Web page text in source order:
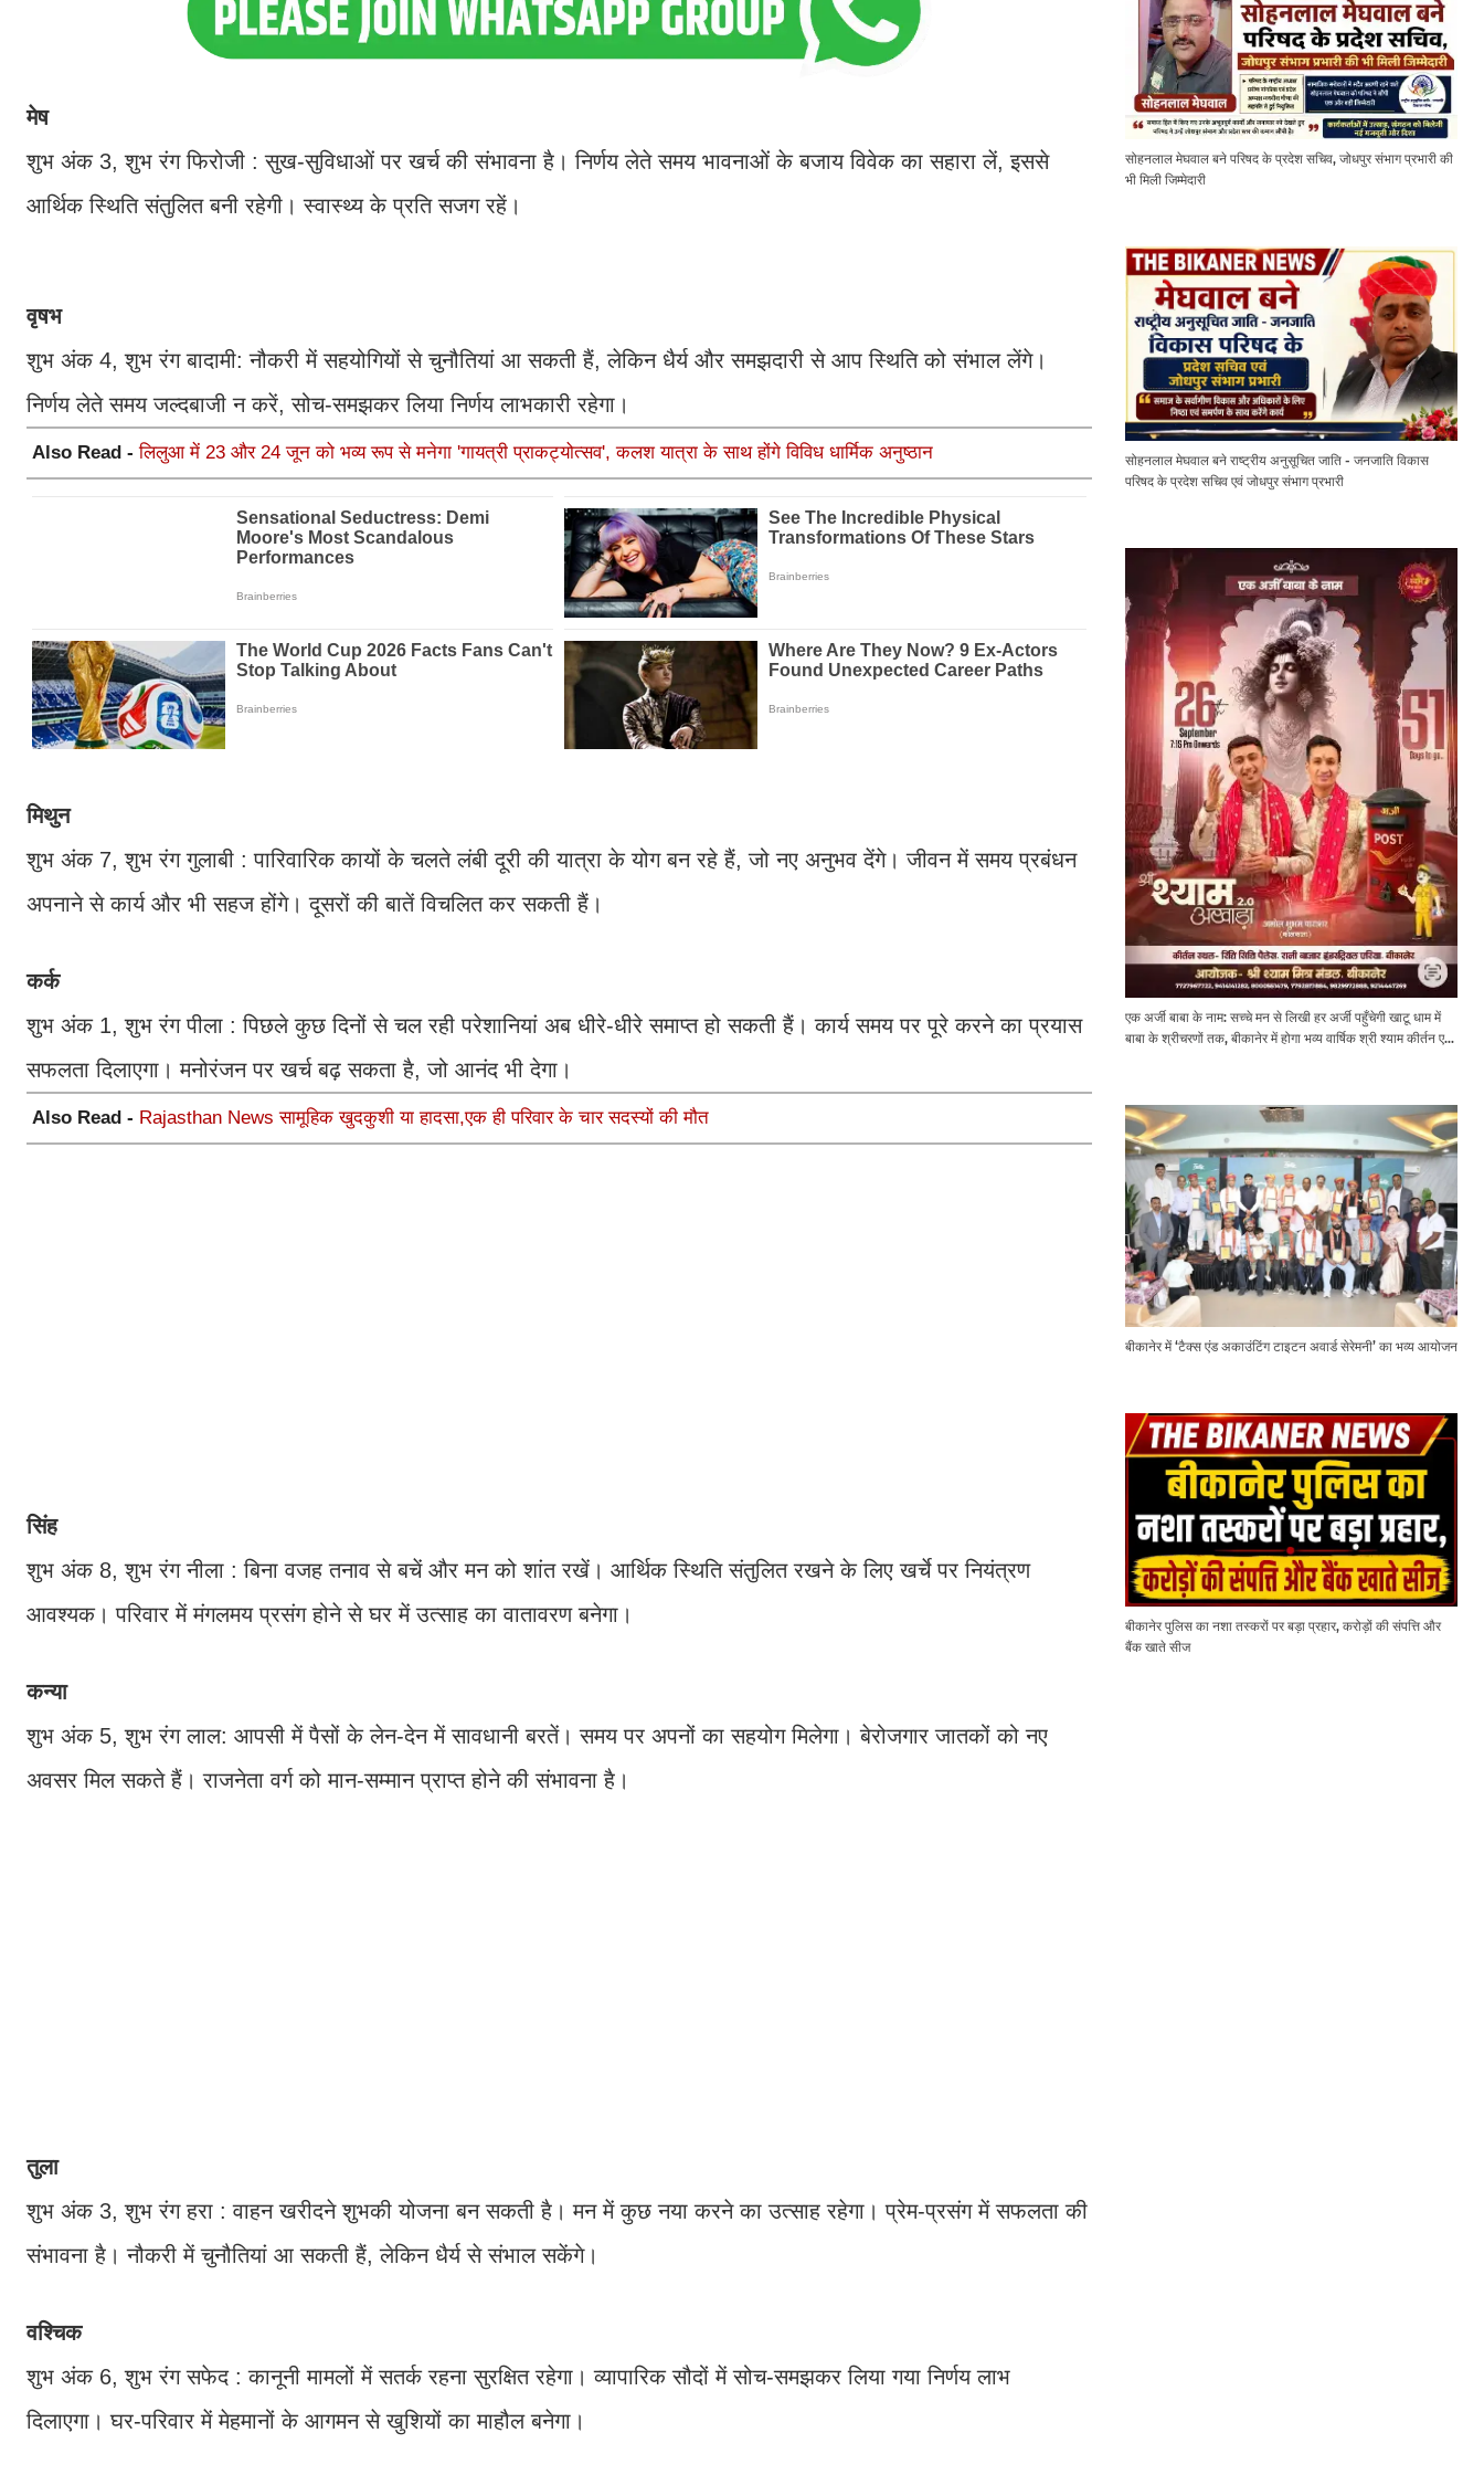
मेष
शुभ अंक 3, शुभ रंग फिरोजी : सुख-सुविधाओं पर खर्च की संभावना है। निर्णय लेते समय भावनाओं के बजाय विवेक का सहारा लें, इससे
आर्थिक स्थिति संतुलित बनी रहेगी। स्वास्थ्य के प्रति सजग रहें।
वृषभ
शुभ अंक 4, शुभ रंग बादामी: नौकरी में सहयोगियों से चुनौतियां आ सकती हैं, लेकिन धैर्य और समझदारी से आप स्थिति को संभाल लेंगे।
निर्णय लेते समय जल्दबाजी न करें, सोच-समझकर लिया निर्णय लाभकारी रहेगा।
Also Read -लिलुआ में 23 और 24 जून को भव्य रूप से मनेगा 'गायत्री प्राकट्योत्सव', कलश यात्रा के साथ होंगे विविध धार्मिक अनुष्ठान
मिथुन
शुभ अंक 7, शुभ रंग गुलाबी : पारिवारिक कायों के चलते लंबी दूरी की यात्रा के योग बन रहे हैं, जो नए अनुभव देंगे। जीवन में समय प्रबंधन
अपनाने से कार्य और भी सहज होंगे। दूसरों की बातें विचलित कर सकती हैं।
कर्क
शुभ अंक 1, शुभ रंग पीला : पिछले कुछ दिनों से चल रही परेशानियां अब धीरे-धीरे समाप्त हो सकती हैं। कार्य समय पर पूरे करने का प्रयास
सफलता दिलाएगा। मनोरंजन पर खर्च बढ़ सकता है, जो आनंद भी देगा।
Also Read - Rajasthan News सामूहिक खुदकुशी या हादसा,एक ही परिवार के चार सदस्यों की मौत
सिंह
शुभ अंक 8, शुभ रंग नीला : बिना वजह तनाव से बचें और मन को शांत रखें। आर्थिक स्थिति संतुलित रखने के लिए खर्चे पर नियंत्रण
आवश्यक। परिवार में मंगलमय प्रसंग होने से घर में उत्साह का वातावरण बनेगा।
कन्या
शुभ अंक 5, शुभ रंग लाल: आपसी में पैसों के लेन-देन में सावधानी बरतें। समय पर अपनों का सहयोग मिलेगा। बेरोजगार जातकों को नए
अवसर मिल सकते हैं। राजनेता वर्ग को मान-सम्मान प्राप्त होने की संभावना है।
तुला
शुभ अंक 3, शुभ रंग हरा : वाहन खरीदने शुभकी योजना बन सकती है। मन में कुछ नया करने का उत्साह रहेगा। प्रेम-प्रसंग में सफलता की
संभावना है। नौकरी में चुनौतियां आ सकती हैं, लेकिन धैर्य से संभाल सकेंगे।
वश्चिक
शुभ अंक 6, शुभ रंग सफेद : कानूनी मामलों में सतर्क रहना सुरक्षित रहेगा। व्यापारिक सौदों में सोच-समझकर लिया गया निर्णय लाभ
दिलाएगा। घर-परिवार में मेहमानों के आगमन से खुशियों का माहौल बनेगा।
सोहनलाल मेघवाल बने परिषद के प्रदेश सचिव, जोधपुर संभाग प्रभारी की
भी मिली जिम्मेदारी
सोहनलाल मेघवाल बने राष्ट्रीय अनुसूचित जाति - जनजाति विकास
परिषद के प्रदेश सचिव एवं जोधपुर संभाग प्रभारी
एक अर्जी बाबा के नाम: सच्चे मन से लिखी हर अर्जी पहुँचेगी खाटू धाम में
बाबा के श्रीचरणों तक, बीकानेर में होगा भव्य वार्षिक श्री श्याम कीर्तन एवं
बीकानेर में ‘टैक्स एंड अकाउंटिंग टाइटन अवार्ड सेरेमनी’ का भव्य आयोजन
बीकानेर पुलिस का नशा तस्करों पर बड़ा प्रहार, करोड़ों की संपत्ति और
बैंक खाते सीज